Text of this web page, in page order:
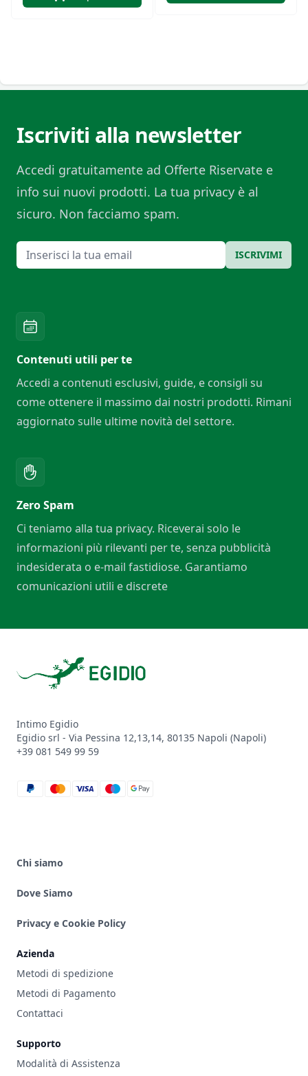
Iscriviti alla newsletter
Accedi gratuitamente ad Offerte Riservate e
info sui nuovi prodotti. La tua privacy è al
sicuro. Non facciamo spam.
Email ISCRIVIMI
Contenuti utili per te
Accedi a contenuti esclusivi, guide, e consigli su
come ottenere il massimo dai nostri prodotti. Rimani
aggiornato sulle ultime novità del settore.
Zero Spam
Ci teniamo alla tua privacy. Riceverai solo le
informazioni più rilevanti per te, senza pubblicità
indesiderata o e-mail fastidiose. Garantiamo
comunicazioni utili e discrete
Intimo Egidio
Egidio srl - Via Pessina 12,13,14, 80135 Napoli (Napoli)
+39 081 549 99 59
paypal
mastercard
visa
maestro
google_pay
Chi siamo
Dove Siamo
Privacy e Cookie Policy
Azienda
Metodi di spedizione
Metodi di Pagamento
Contattaci
Supporto
Modalità di Assistenza